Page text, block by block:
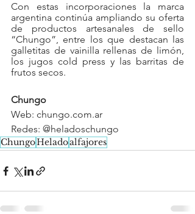
Con estas incorporaciones la marca
argentina continúa ampliando su oferta
de productos artesanales de sello
“Chungo”, entre los que destacan las
galletitas de vainilla rellenas de limón,
los jugos cold press y las barritas de
frutos secos.
Chungo
Web: chungo.com.ar
Redes: @heladoschungo
ChungoHeladoalfajores